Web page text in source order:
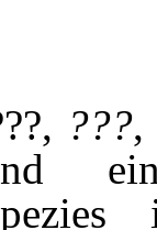
???,